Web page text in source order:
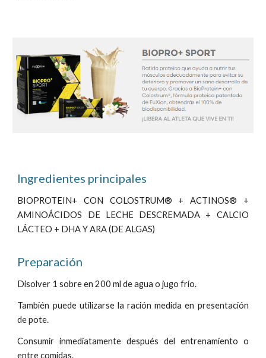
Ingredientes principales
BIOPROTEIN+ CON COLOSTRUM® + ACTINOS® +
AMINOÁCIDOS DE LECHE DESCREMADA + CALCIO
LÁCTEO + DHA Y ARA (DE ALGAS)
Preparación
Disolver 1 sobre en 200 ml de agua o jugo frío.
También puede utilizarse la ración medida en presentación
de pote.
Consumir inmediatamente después del entrenamiento o
entre comidas.